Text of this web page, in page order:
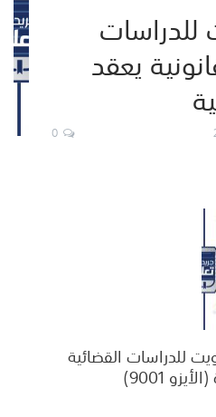
يعقد
0
للدراسات القضائية
9001)